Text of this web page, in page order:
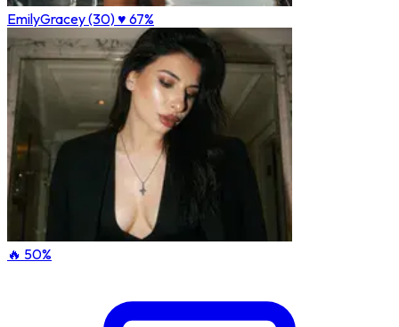
EmilyGracey (30)♥ 67%
🔥 50%